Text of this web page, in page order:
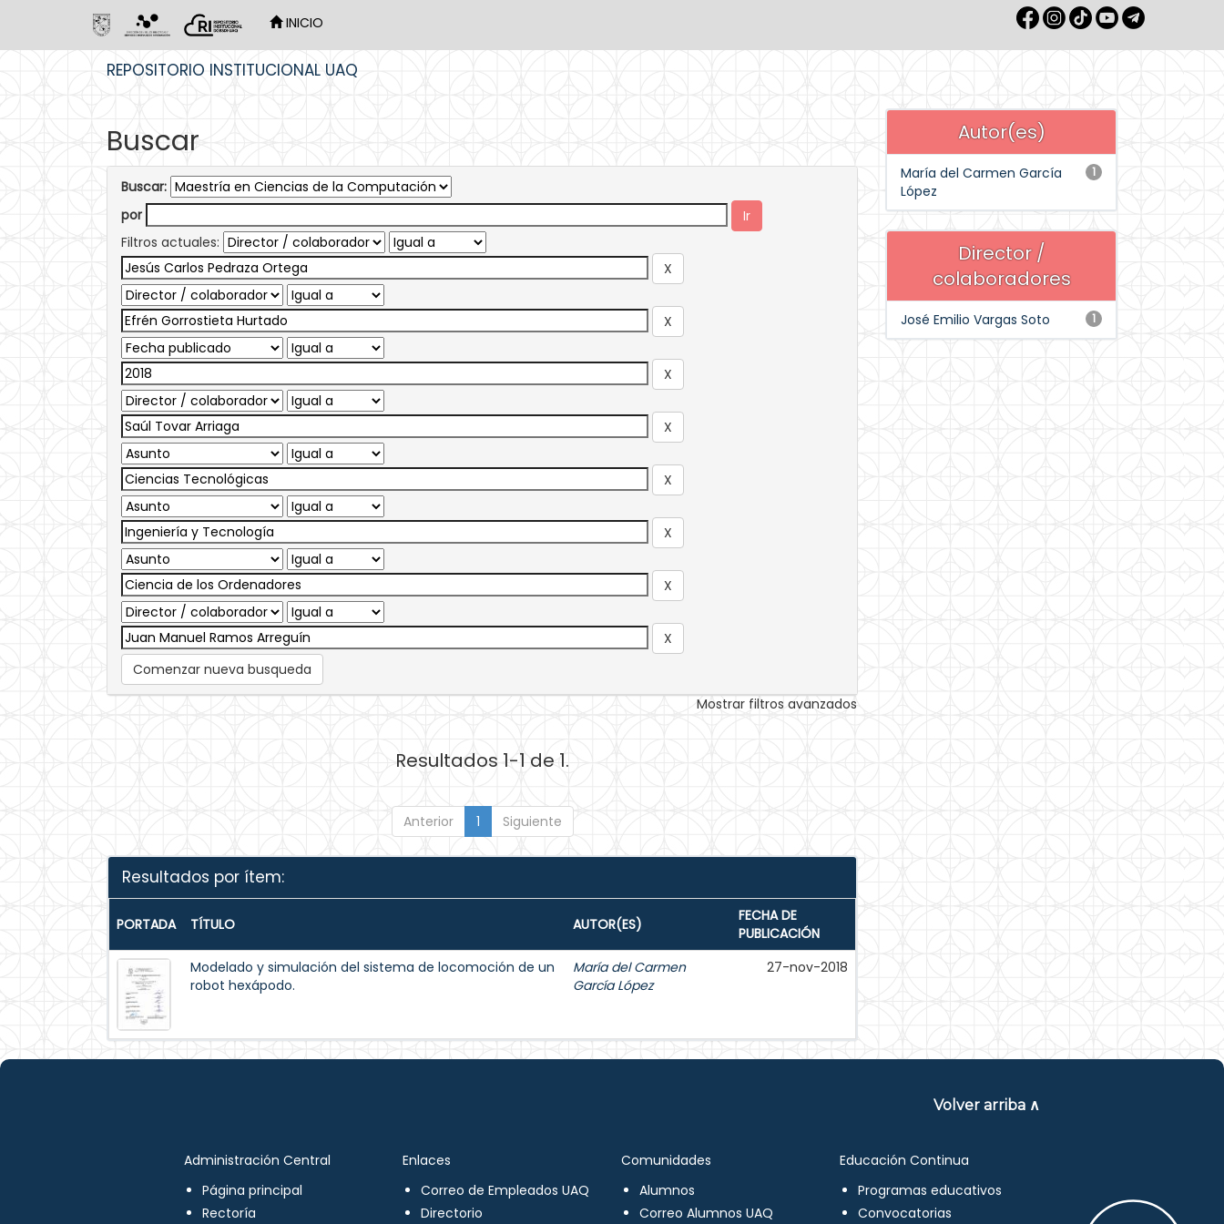
INICIO
REPOSITORIO INSTITUCIONAL UAQ
Buscar
Buscar:
por
Filtros actuales:
Comenzar nueva busqueda
Mostrar filtros avanzados
Resultados 1-1 de 1.
Anterior 1 Siguiente
Resultados por ítem:
PORTADA TÍTULO AUTOR(ES)
FECHA DE
PUBLICACIÓN
Modelado y simulación del sistema de locomoción de un
robot hexápodo.
María del Carmen
García López
27-nov-2018
Autor(es)
1
María del Carmen García
López
Director /
colaboradores
1
José Emilio Vargas Soto
Volver arriba ∧
Administración Central
Página principal
Rectoría
Enlaces
Correo de Empleados UAQ
Directorio
Comunidades
Alumnos
Correo Alumnos UAQ
Educación Continua
Programas educativos
Convocatorias